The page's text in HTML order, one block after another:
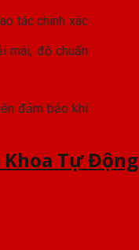
mái, độ chuẩn
đảm bảo khí
Tự Động